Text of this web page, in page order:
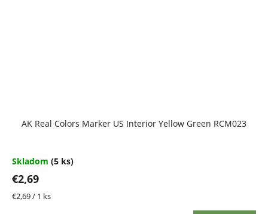
AK Real Colors Marker US Interior Yellow Green RCM023
Skladom (5 ks)
€2,69
Jednotková
€2,69 / 1 ks